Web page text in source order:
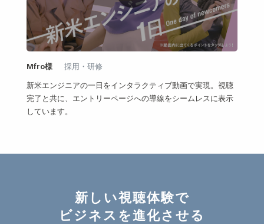
Mfro様 採用・研修
新米エンジニアの一日をインタラクティブ動画で実現。視聴
完了と共に、エントリーページへの導線をシームレスに表示
しています。
新しい視聴体験で
ビジネスを進化させる